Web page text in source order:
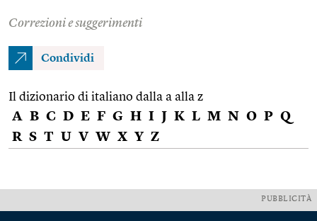
Correzioni e suggerimenti
Condividi
Il dizionario di italiano dalla a alla z
A B C D E F G H I J K L M N O P Q
R S T U V W X Y Z
PUBBLICITÀ